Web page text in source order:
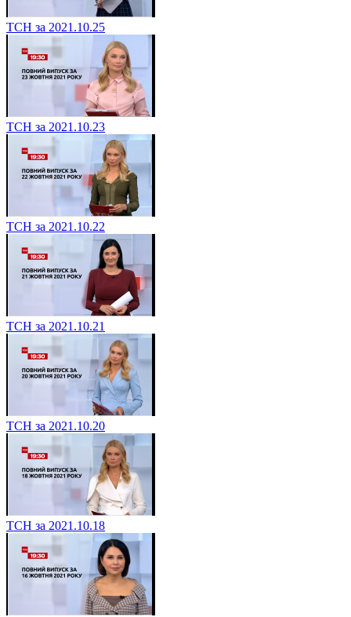
ТСН за 2021.10.25
ТСН за 2021.10.23
ТСН за 2021.10.22
ТСН за 2021.10.21
ТСН за 2021.10.20
ТСН за 2021.10.18